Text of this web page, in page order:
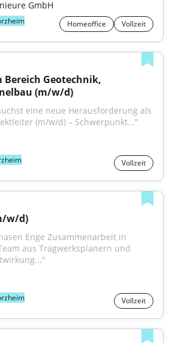
GmbH
Homeoffice Vollzeit
Bereich Geotechnik,
(m/w/d)
(m/w/d) – Schwerpunkt..."
Vollzeit
w/d)
Enge Zusammenarbeit in
Vollzeit